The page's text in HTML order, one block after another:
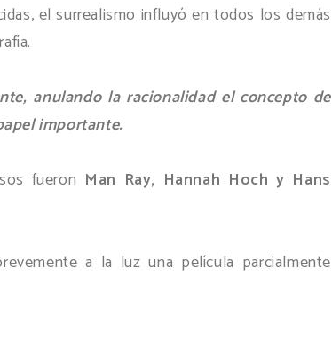
el surrealismo influyó en todos los demás
anulando la racionalidad el concepto de
importante.
fueron Man Ray, Hannah Hoch y Hans
a la luz una película parcialmente